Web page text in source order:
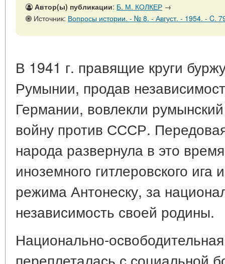
Автор(ы) публикации: Б. М. КОЛКЕР →
Источник: Вопросы истории. - № 8. - Август. - 1954. - C.
В 1941 г. правящие круги
Румынии, продав
Германии, вовлекли
войну против СССР.
народа развернула в это
иноземного гитлеровского ига
режима Антонеску, за
независимость своей родины.
Национально-
переплеталась с социальной